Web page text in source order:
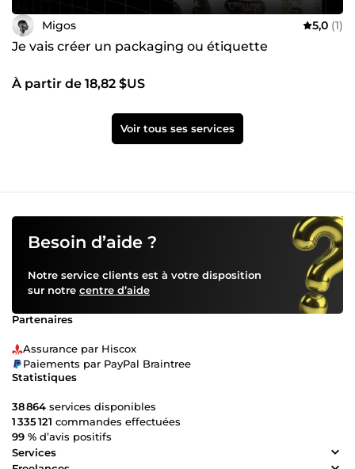
Migos 5,0 (1)
Je vais créer un packaging ou étiquette
À partir de 18,82 $US
Voir tous ses services
Besoin d’aide ?
Notre service clients est à votre disposition
sur notre centre d’aide
Partenaires
Assurance par Hiscox
Paiements par PayPal Braintree
Statistiques
38 864 services disponibles
1 335 121 commandes effectuées
99 % d’avis positifs
Services